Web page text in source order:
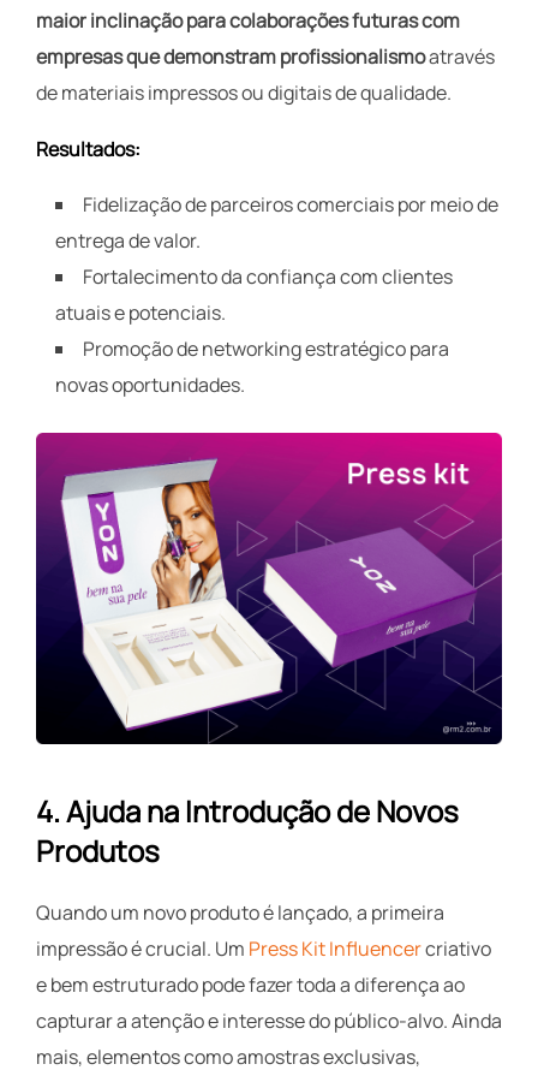
maior inclinação para colaborações futuras com
empresas que demonstram profissionalismoatravés
de materiais impressos ou digitais de qualidade.
Resultados:
Fidelização de parceiros comerciais por meio de
entrega de valor.
Fortalecimento da confiança com clientes
atuais e potenciais.
Promoção de networking estratégico para
novas oportunidades.
4.Ajuda na Introdução de Novos
Produtos
Quando um novo produto é lançado, a primeira
impressão é crucial. Um Press Kit Influencercriativo
e bem estruturado pode fazer toda a diferença ao
capturar a atenção e interesse do público-alvo. Ainda
mais, elementos como amostras exclusivas,